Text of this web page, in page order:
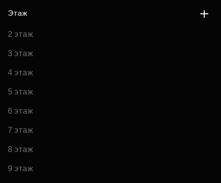
Этаж
2 этаж
3 этаж
4 этаж
5 этаж
6 этаж
7 этаж
8 этаж
9 этаж